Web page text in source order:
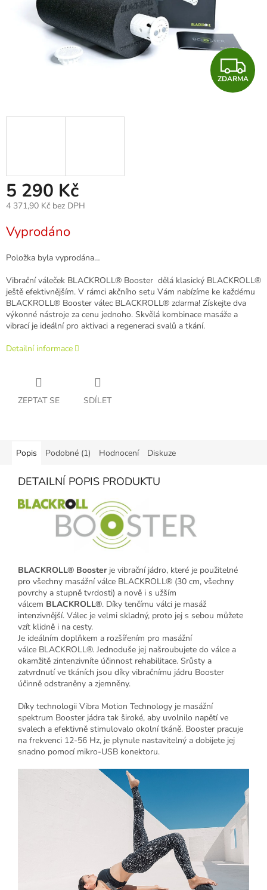
Z
D
ZDARMA
5 290 Kč
4 371,90 Kč bez DPH
cena:
Vyprodáno
Položka byla vyprodána…
Vibrační váleček BLACKROLL® Booster dělá klasický BLACKROLL®
ještě efektivnějším. V rámci akčního setu Vám nabízíme ke každému
BLACKROLL® Booster válec BLACKROLL® zdarma! Získejte dva
výkonné nástroje za cenu jednoho. Skvělá kombinace masáže a
vibrací je ideální pro aktivaci a regeneraci svalů a tkání.
Detailní informace
ZEPTAT SE SDÍLET
Popis Podobné (1) Hodnocení Diskuze
DETAILNÍ POPIS PRODUKTU
BLACKROLL® Boosterje vibrační jádro, které je použitelné
pro všechny masážní válce BLACKROLL® (30 cm, všechny
povrchy a stupně tvrdosti) a nově i s užším
válcem BLACKROLL®. Díky tenčímu válci je masáž
intenzivnější. Válec je velmi skladný, proto jej s sebou můžete
vzít klidně i na cesty.
Je ideálním doplňkem a rozšířením pro masážní
válce BLACKROLL®. Jednoduše jej našroubujete do válce a
okamžitě zintenzivníte účinnost rehabilitace. Srůsty a
zatvrdnutí ve tkáních jsou díky vibračnímu jádru Booster
účinně odstraněny a zjemněny.
Díky technologii Vibra Motion Technology je masážní
spektrum Booster jádra tak široké, aby uvolnilo napětí ve
svalech a efektivně stimulovalo okolní tkáně. Booster pracuje
na frekvenci 12-56 Hz, je plynule nastavitelný a dobijete jej
snadno pomocí mikro-USB konektoru.